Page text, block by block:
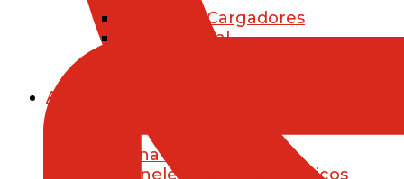
Baterías y Cargadores
Ropa Laboral
AISLAMIENTO
Lana de roca
Paneles Aislantes Térmicos